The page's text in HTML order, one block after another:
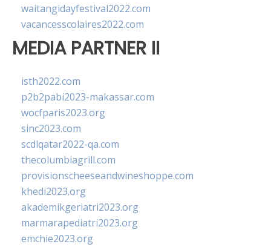
waitangidayfestival2022.com
vacancesscolaires2022.com
MEDIA PARTNER II
isth2022.com
p2b2pabi2023-makassar.com
wocfparis2023.org
sinc2023.com
scdlqatar2022-qa.com
thecolumbiagrill.com
provisionscheeseandwineshoppe.com
khedi2023.org
akademikgeriatri2023.org
marmarapediatri2023.org
emchie2023.org